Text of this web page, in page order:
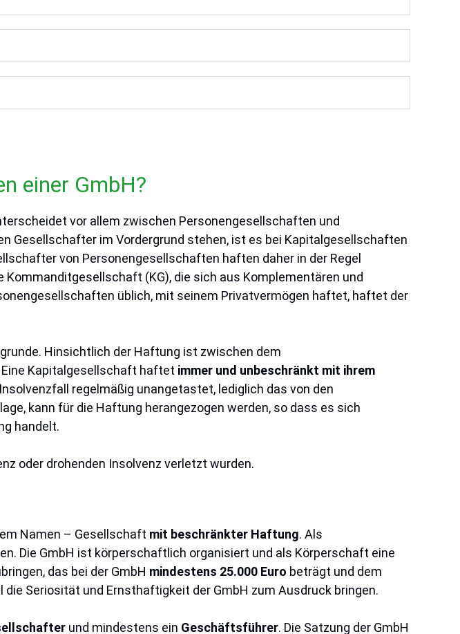
einer GmbH?
vor allem zwischen Personengesellschaften und
Gesellschafter im Vordergrund stehen, ist es bei Kapitalgesellschaften
von Personengesellschaften haften daher in der Regel
Kommanditgesellschaft (KG), die sich aus Komplementären und
üblich, mit seinem Privatvermögen haftet, haftet der
Hinsichtlich der Haftung ist zwischen dem
Kapitalgesellschaft haftet immer und unbeschränkt mit ihrem
regelmäßig unangetastet, lediglich das von den
kann für die Haftung herangezogen werden, so dass es sich
handelt.
oder drohenden Insolvenz verletzt wurden.
Namen – Gesellschaft mit beschränkter Haftung. Als
Die GmbH ist körperschaftlich organisiert und als Körperschaft eine
das bei der GmbH mindestens 25.000 Euro beträgt und dem
Seriosität und Ernsthaftigkeit der GmbH zum Ausdruck bringen.
und mindestens ein Geschäftsführer. Die Satzung der GmbH